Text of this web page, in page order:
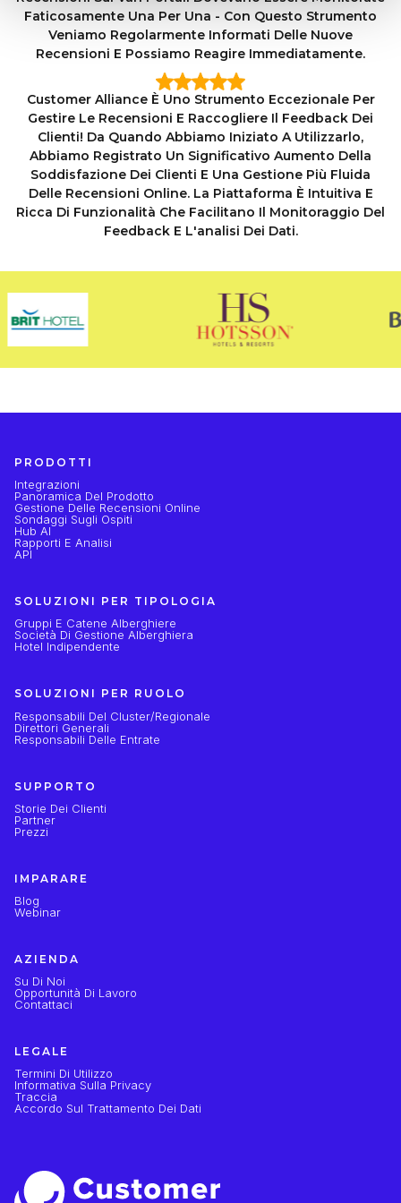
Faticosamente Una Per Una - Con Questo Strumento
Veniamo Regolarmente Informati Delle Nuove
Recensioni E Possiamo Reagire Immediatamente.
Customer Alliance È Uno Strumento Eccezionale Per
Gestire Le Recensioni E Raccogliere Il Feedback Dei
Clienti! Da Quando Abbiamo Iniziato A Utilizzarlo,
Abbiamo Registrato Un Significativo Aumento Della
Soddisfazione Dei Clienti E Una Gestione Più Fluida
Delle Recensioni Online. La Piattaforma È Intuitiva E
Ricca Di Funzionalità Che Facilitano Il Monitoraggio Del
Feedback E L'analisi Dei Dati.
PRODOTTI
Integrazioni
Panoramica Del Prodotto
Gestione Delle Recensioni Online
Sondaggi Sugli Ospiti
Hub AI
Rapporti E Analisi
API
SOLUZIONI PER TIPOLOGIA
Gruppi E Catene Alberghiere
Società Di Gestione Alberghiera
Hotel Indipendente
SOLUZIONI PER RUOLO
Responsabili Del Cluster/regionale
Direttori Generali
Responsabili Delle Entrate
SUPPORTO
Storie Dei Clienti
Partner
Prezzi
IMPARARE
Blog
Webinar
AZIENDA
Su Di Noi
Opportunità Di Lavoro
Contattaci
LEGALE
Termini Di Utilizzo
Informativa Sulla Privacy
Traccia
Accordo Sul Trattamento Dei Dati